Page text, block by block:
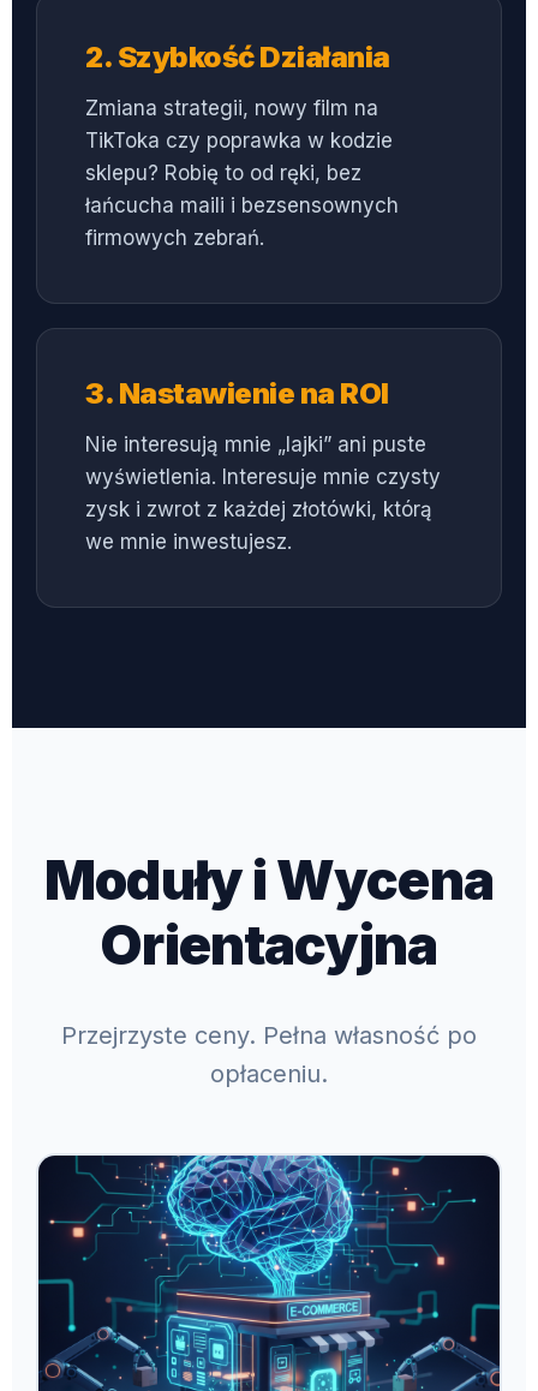
2. Szybkość Działania
Zmiana strategii, nowy film na
TikToka czy poprawka w kodzie
sklepu? Robię to od ręki, bez
łańcucha maili i bezsensownych
firmowych zebrań.
3. Nastawienie na ROI
Nie interesują mnie „lajki” ani puste
wyświetlenia. Interesuje mnie czysty
zysk i zwrot z każdej złotówki, którą
we mnie inwestujesz.
Moduły i Wycena
Orientacyjna
Przejrzyste ceny. Pełna własność po
opłaceniu.